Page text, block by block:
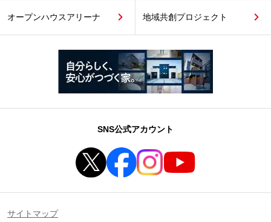
オープンハウスアリーナ 地域共創プロジェクト
SNS公式アカウント
サイトマップ